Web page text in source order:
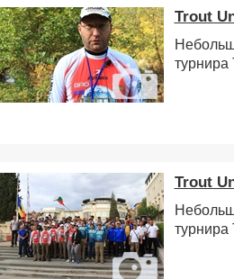
Trout
турнира
Trout
турнира